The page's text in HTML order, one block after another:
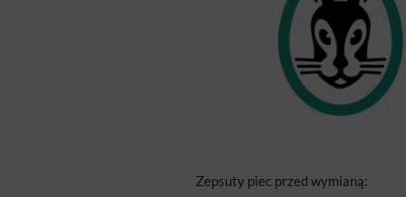
Zepsuty piec przed wymianą: